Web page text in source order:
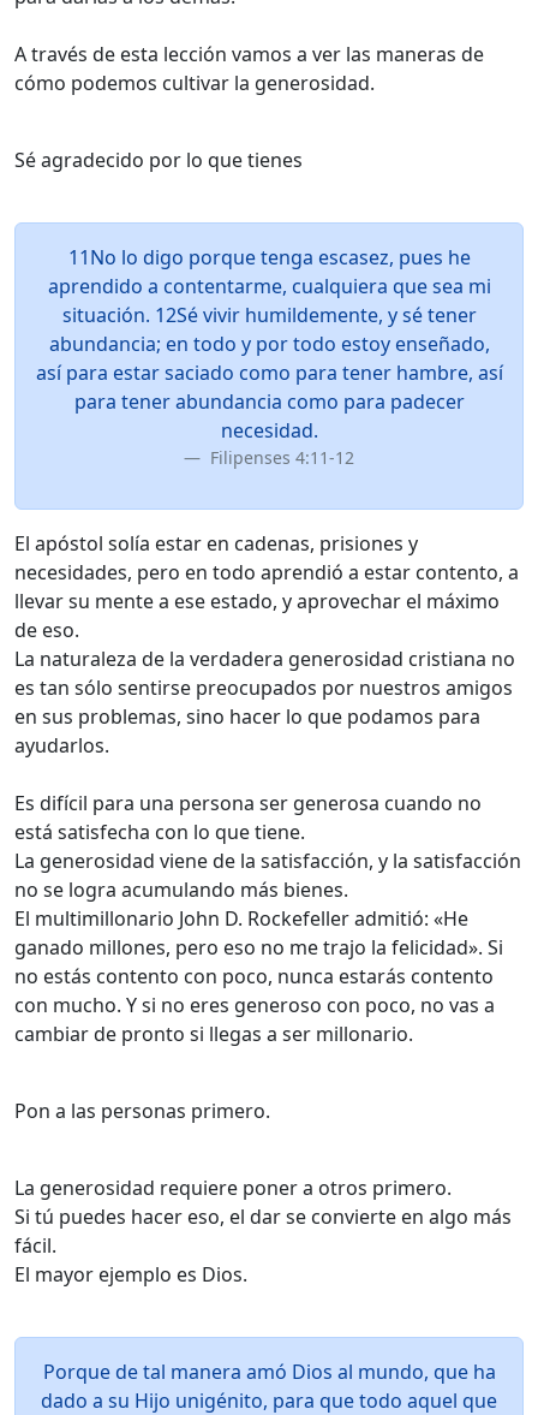
A través de esta lección vamos a ver las maneras de
cómo podemos cultivar la generosidad.
Sé agradecido por lo que tienes
11No lo digo porque tenga escasez, pues he
aprendido a contentarme, cualquiera que sea mi
situación. 12Sé vivir humildemente, y sé tener
abundancia; en todo y por todo estoy enseñado,
así para estar saciado como para tener hambre, así
para tener abundancia como para padecer
necesidad.
Filipenses 4:11-12
El apóstol solía estar en cadenas, prisiones y
necesidades, pero en todo aprendió a estar contento, a
llevar su mente a ese estado, y aprovechar el máximo
de eso.
La naturaleza de la verdadera generosidad cristiana no
es tan sólo sentirse preocupados por nuestros amigos
en sus problemas, sino hacer lo que podamos para
ayudarlos.
Es difícil para una persona ser generosa cuando no
está satisfecha con lo que tiene.
La generosidad viene de la satisfacción, y la satisfacción
no se logra acumulando más bienes.
El multimillonario John D. Rockefeller admitió: «He
ganado millones, pero eso no me trajo la felicidad». Si
no estás contento con poco, nunca estarás contento
con mucho. Y si no eres generoso con poco, no vas a
cambiar de pronto si llegas a ser millonario.
Pon a las personas primero.
La generosidad requiere poner a otros primero.
Si tú puedes hacer eso, el dar se convierte en algo más
fácil.
El mayor ejemplo es Dios.
Porque de tal manera amó Dios al mundo, que ha
dado a su Hijo unigénito, para que todo aquel que